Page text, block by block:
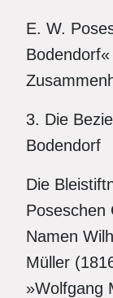
E. W.
3. Die
Bodendorf
Die
Poseschen
Namen
Müller
»Wolfgang